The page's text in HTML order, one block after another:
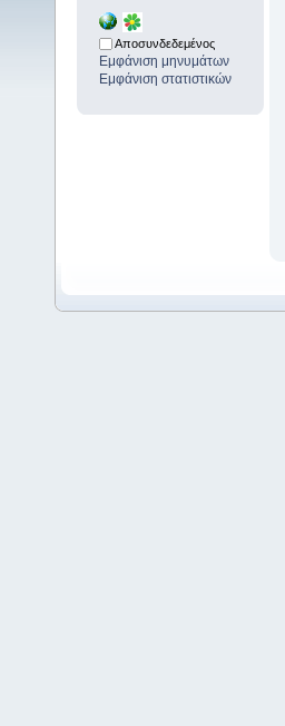
Αποσυνδεδεμένος
Εμφάνιση μηνυμάτων
Εμφάνιση στατιστικών